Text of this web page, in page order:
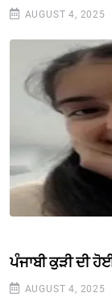
AUGUST 4, 2025
ਪੰਜਾਬੀ ਕੁੜੀ ਦੀ
AUGUST 4, 2025